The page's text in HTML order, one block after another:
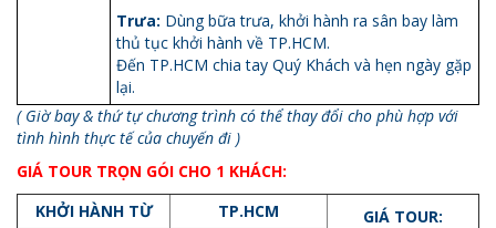
Trưa: Dùng bữa trưa, khởi hành ra sân bay làm
thủ tục khởi hành về TP.HCM.
Đến TP.HCM chia tay Quý Khách và hẹn ngày gặp
lại.
( Giờ bay & thứ tự chương trình có thể thay đổi cho phù hợp với
tình hình thực tế của chuyến đi )
GIÁ TOUR TRỌN GÓI CHO 1 KHÁCH:
KHỞIHÀNH TỪ TP.HCM
GIÁ TOUR: